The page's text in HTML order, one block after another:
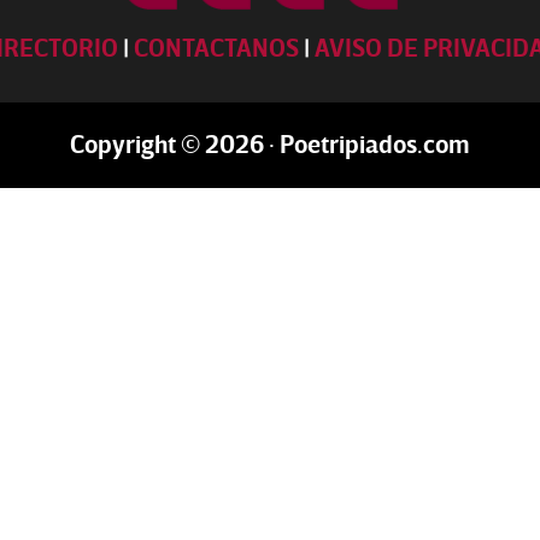
| CONTACTANOS| AVISO DE
Copyright © 2026 · Poetripiados.com